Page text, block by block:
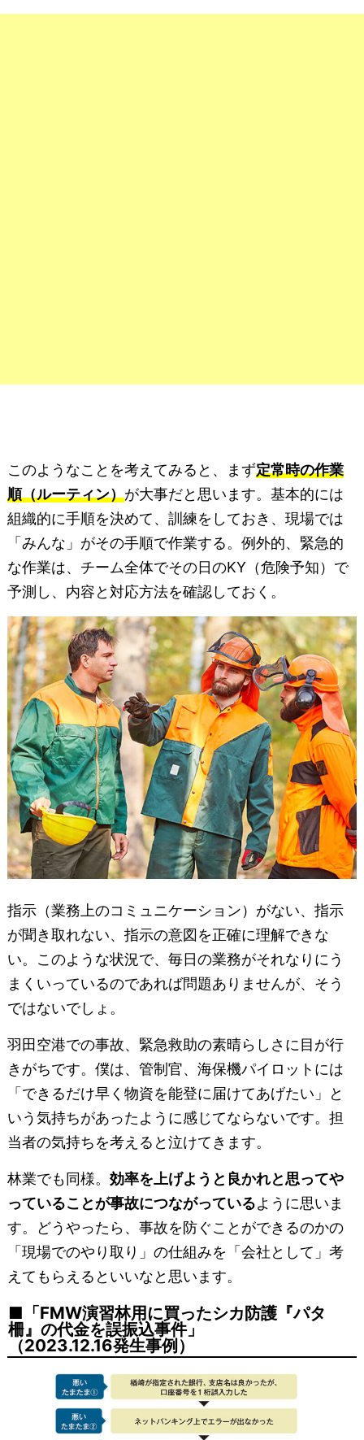
このようなことを考えてみると、まず定常時の作業
順（ルーティン）が大事だと思います。基本的には
組織的に手順を決めて、訓練をしておき、現場では
「みんな」がその手順で作業する。例外的、緊急的
な作業は、チーム全体でその日のKY（危険予知）で
予測し、内容と対応方法を確認しておく。
指示（業務上のコミュニケーション）がない、指示
が聞き取れない、指示の意図を正確に理解できな
い。このような状況で、毎日の業務がそれなりにう
まくいっているのであれば問題ありませんが、そう
ではないでしょ。
羽田空港での事故、緊急救助の素晴らしさに目が行
きがちです。僕は、管制官、海保機パイロットには
「できるだけ早く物資を能登に届けてあげたい」と
いう気持ちがあったように感じてならないです。担
当者の気持ちを考えると泣けてきます。
林業でも同様。 効率を上げようと良かれと思ってや
っていることが事故につながっているように思いま
す。どうやったら、事故を防ぐことができるのかの
「現場でのやり取り」の仕組みを「会社として」考
えてもらえるといいなと思います。
「FMW演習林用に買ったシカ防護『パタ
柵』の代金を誤振込事件」
（2023.12.16発生事例）